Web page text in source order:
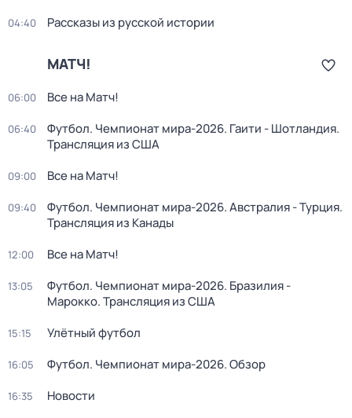
04:40 Рассказы из русской истории
МАТЧ!
06:00 Все на Матч!
06:40
Футбол. Чемпионат мира-2026. Гаити - Шотландия.
Трансляция из США
09:00 Все на Матч!
09:40
Футбол. Чемпионат мира-2026. Австралия - Турция.
Трансляция из Канады
12:00 Все на Матч!
13:05
Футбол. Чемпионат мира-2026. Бразилия -
Марокко. Трансляция из США
15:15 Улётный футбол
16:05 Футбол. Чемпионат мира-2026. Обзор
16:35 Новости